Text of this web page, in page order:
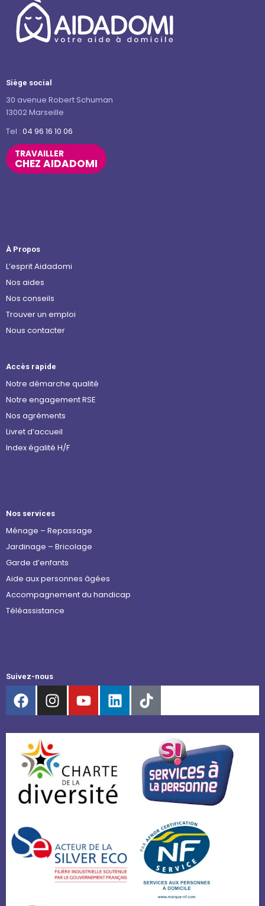
Siège social
30 avenue Robert Schuman
13002 Marseille
Tel : 04 96 16 10 06
TRAVAILLER
CHEZ AIDADOMI
À Propos
L’esprit Aidadomi
Nos aides
Nos conseils
Trouver un emploi
Nous contacter
Accès rapide
Notre démarche qualité
Notre engagement RSE
Nos agréments
Livret d’accueil
Index égalité H/F
Nos services
Ménage – Repassage
Jardinage – Bricolage
Garde d’enfants
Aide aux personnes âgées
Accompagnement du handicap
Téléassistance
Suivez-nous